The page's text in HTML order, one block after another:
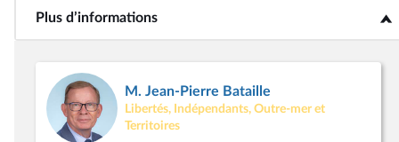
Plus d’informations<b>Plus d’informations</b>
M. Jean-Pierre Bataille
Libertés, Indépendants, Outre-mer et
Territoires